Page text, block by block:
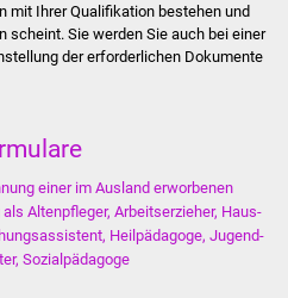
Dienstleistungen
Lebenslagen
Bürgerinfos
Bildung
mit Ihrer Qualifikation bestehen und
scheint. Sie werden Sie auch bei einer
der erforderlichen Dokumente
einer im Ausland erworbenen
Altenpfleger, Arbeitserzieher, Haus-
Heilpädagoge, Jugend-
Sozialpädagoge